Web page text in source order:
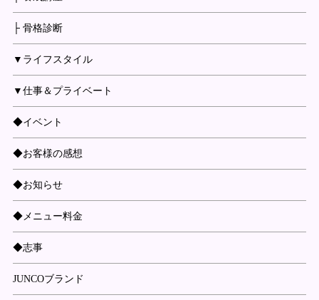
├ 骨格診断
▼ライフスタイル
▼仕事＆プライベート
◆イベント
◆お客様の感想
◆お知らせ
◆メニュー料金
◆志事
JUNCOブランド